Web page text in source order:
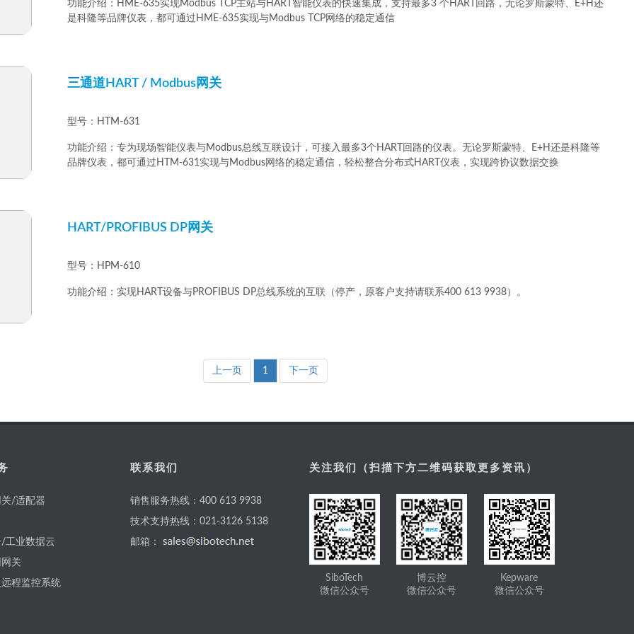
功能介绍：HME-635实现Modbus TCP主站与HART智能仪表的快速集成，支持最多3 个HART回路，无论罗斯蒙特、E+H还
是科隆等品牌仪表，都可通过HME-635实现与Modbus TCP网络的稳定通信
三通道HART / Modbus网关
型号：HTM-631
功能介绍：专为现场智能仪表与Modbus总线互联设计，可接入最多3个HART回路的仪表。无论罗斯蒙特、E+H还是科隆等
品牌仪表，都可通过HTM-631实现与Modbus网络的稳定通信，轻松整合分布式HART仪表，实现跨协议数据交换
HART/PROFIBUS DP网关
型号：HPM-610
功能介绍：实现HART设备与PROFIBUS DP总线系统的互联（停产，原客户支持请联系400 613 9938）。
上一页 1 下一页
/适配器
工业数据云
关
程监控系统
联系我们
销售服务热线：400 613 9938
技术支持热线：021-3126 5138
邮箱：
关注我们（扫描下方二维码获取更多资讯）
SiboTech
微信公众号
博云控
微信公众号
Kepware
微信公众号